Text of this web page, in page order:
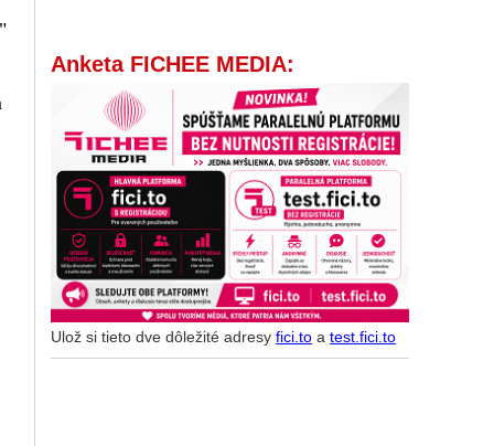
Anketa FICHEE MEDIA:
Ulož si tieto dve dôležité adresyfici.to atest.fici.to